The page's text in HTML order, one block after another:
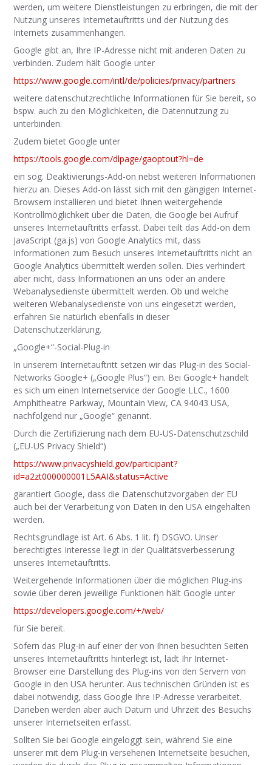
werden, um weitere Dienstleistungen zu erbringen, die mit der
Nutzung unseres Internetauftritts und der Nutzung des
Internets zusammenhängen.
Google gibt an, Ihre IP-Adresse nicht mit anderen Daten zu
verbinden. Zudem hält Google unter
https://www.google.com/intl/de/policies/privacy/partners
weitere datenschutzrechtliche Informationen für Sie bereit, so
bspw. auch zu den Möglichkeiten, die Datennutzung zu
unterbinden.
Zudem bietet Google unter
https://tools.google.com/dlpage/gaoptout?hl=de
ein sog. Deaktivierungs-Add-on nebst weiteren Informationen
hierzu an. Dieses Add-on lässt sich mit den gängigen Internet-
Browsern installieren und bietet Ihnen weitergehende
Kontrollmöglichkeit über die Daten, die Google bei Aufruf
unseres Internetauftritts erfasst. Dabei teilt das Add-on dem
JavaScript (ga.js) von Google Analytics mit, dass
Informationen zum Besuch unseres Internetauftritts nicht an
Google Analytics übermittelt werden sollen. Dies verhindert
aber nicht, dass Informationen an uns oder an andere
Webanalysedienste übermittelt werden. Ob und welche
weiteren Webanalysedienste von uns eingesetzt werden,
erfahren Sie natürlich ebenfalls in dieser
Datenschutzerklärung.
„Google+“-Social-Plug-in
In unserem Internetauftritt setzen wir das Plug-in des Social-
Networks Google+ („Google Plus“) ein. Bei Google+ handelt
es sich um einen Internetservice der Google LLC., 1600
Amphitheatre Parkway, Mountain View, CA 94043 USA,
nachfolgend nur „Google“ genannt.
Durch die Zertifizierung nach dem EU-US-Datenschutzschild
(„EU-US Privacy Shield“)
https://www.privacyshield.gov/participant?
id=a2zt000000001L5AAI&status=Active
garantiert Google, dass die Datenschutzvorgaben der EU
auch bei der Verarbeitung von Daten in den USA eingehalten
werden.
Rechtsgrundlage ist Art. 6 Abs. 1 lit. f) DSGVO. Unser
berechtigtes Interesse liegt in der Qualitätsverbesserung
unseres Internetauftritts.
Weitergehende Informationen über die möglichen Plug-ins
sowie über deren jeweilige Funktionen hält Google unter
https://developers.google.com/+/web/
für Sie bereit.
Sofern das Plug-in auf einer der von Ihnen besuchten Seiten
unseres Internetauftritts hinterlegt ist, lädt Ihr Internet-
Browser eine Darstellung des Plug-ins von den Servern von
Google in den USA herunter. Aus technischen Gründen ist es
dabei notwendig, dass Google Ihre IP-Adresse verarbeitet.
Daneben werden aber auch Datum und Uhrzeit des Besuchs
unserer Internetseiten erfasst.
Sollten Sie bei Google eingeloggt sein, während Sie eine
unserer mit dem Plug-in versehenen Internetseite besuchen,